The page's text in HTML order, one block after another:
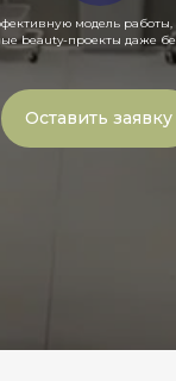
модель работы,
beauty-проекты даже
Оставить заявку